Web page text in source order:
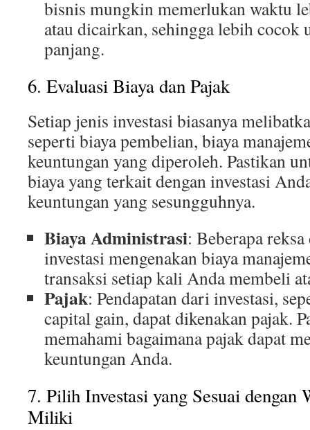
bisnis mungkin memerlukan waktu
atau dicairkan, sehingga lebih cocok
panjang.
6. Evaluasi Biaya dan Pajak
Setiap jenis investasi biasanya
seperti biaya pembelian, biaya
keuntungan yang diperoleh. Pastikan
biaya yang terkait dengan investasi
keuntungan yang sesungguhnya.
Biaya Administrasi: Beberapa
investasi mengenakan biaya
transaksi setiap kali Anda membeli
Pajak: Pendapatan dari investasi,
capital gain, dapat dikenakan pajak.
memahami bagaimana pajak dapat
keuntungan Anda.
7. Pilih Investasi yang Sesuai dengan
Miliki